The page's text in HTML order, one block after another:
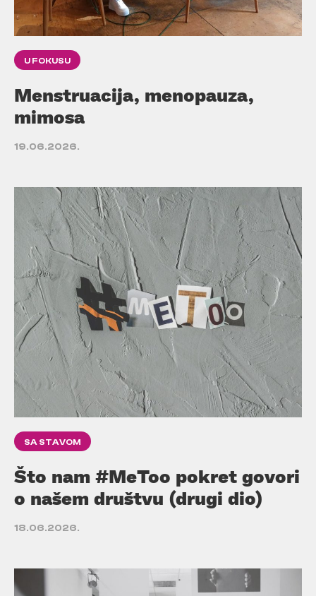
U FOKUSU
Menstruacija, menopauza,
mimosa
19.06.2026.
SA STAVOM
Što nam #MeToo pokret govori
o našem društvu (drugi dio)
18.06.2026.